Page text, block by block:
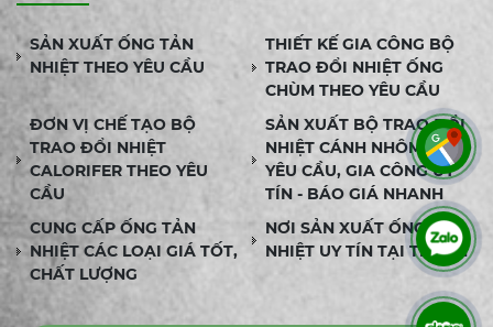
SẢN XUẤT ỐNG TẢN
NHIỆT THEO YÊU CẦU
THIẾT KẾ GIA CÔNG BỘ
TRAO ĐỔI NHIỆT ỐNG
CHÙM THEO YÊU CẦU
ĐƠN VỊ CHẾ TẠO BỘ
TRAO ĐỔI NHIỆT
CALORIFER THEO YÊU
CẦU
SẢN XUẤT BỘ TRAO ĐỔI
NHIỆT CÁNH NHÔM THEO
YÊU CẦU, GIA CÔNG UY
TÍN - BÁO GIÁ NHANH
CUNG CẤP ỐNG TẢN
NHIỆT CÁC LOẠI GIÁ TỐT,
CHẤT LƯỢNG
NƠI SẢN XUẤT ỐNG TẢN
NHIỆT UY TÍN TẠI TPHCM